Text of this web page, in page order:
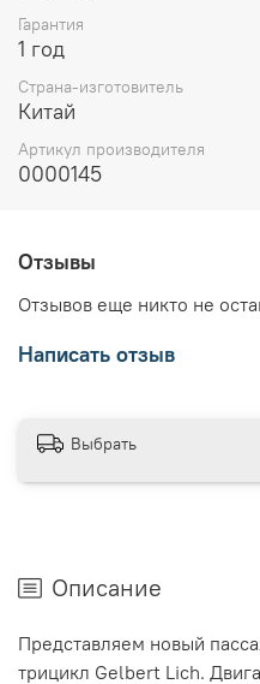
Гарантия
1 год
Страна-изготовитель
Китай
Артикул производителя
0000145
Отзывы
Отзывов еще никто не
Написать отзыв
Выбрать
Описание
Представляем новый
трицикл Gelbert Lich.